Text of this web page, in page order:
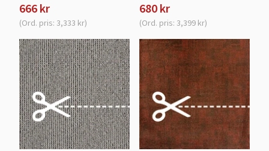
666 kr
(Ord. pris: 3,333 kr)
680 kr
(Ord. pris: 3,399 kr)